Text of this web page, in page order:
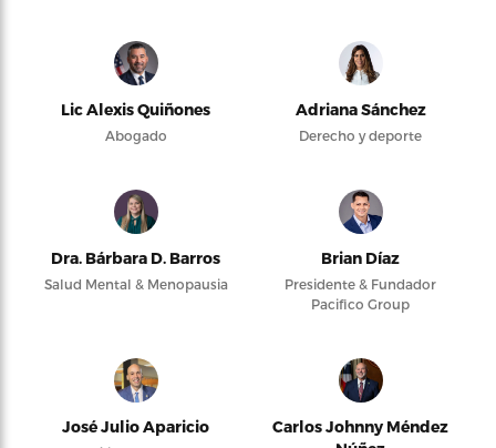
Lic Alexis Quiñones
Abogado
Adriana Sánchez
Derecho y deporte
Dra. Bárbara D. Barros
Salud Mental & Menopausia
Brian Díaz
Presidente & Fundador
Pacifico Group
José Julio Aparicio
Carlos Johnny Méndez